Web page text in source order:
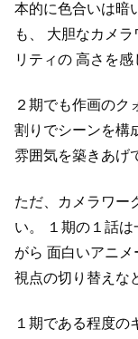
本的に色合いは暗
も、
大胆なカメラ
リティの 高さを感
２期でも作画のク
割りでシーンを構
雰囲気を築きあげ
ただ、カメラワー
い。
１期の１話
がら 面白いアニメ
視点の切り替えな
１期である程度の